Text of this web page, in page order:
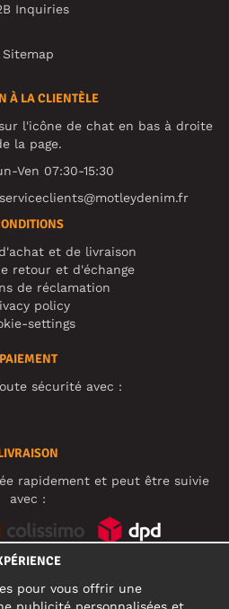
Inquiries
Sitemap
À LA CLIENTÈLE
l'icône de chat en bas à droite
la page.
Ven 07:30-15:30
serviceclients@motleydenim.fr
et de livraison
retour et d'échange
de réclamation
policy
settings
PAIEMENT
sécurité avec :
rapidement et peut être suivie
avec :
pour vous offrir une